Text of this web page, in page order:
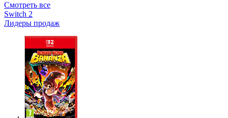
Смотреть все
Switch 2
Лидеры продаж